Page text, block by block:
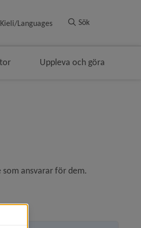
Languages Sök
Uppleva och göra
ansvarar för dem.